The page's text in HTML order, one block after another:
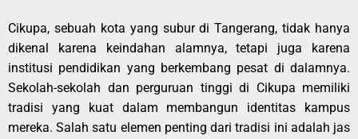
Cikupa, sebuah kota yang subur di Tangerang, tidak hanya
dikenal karena keindahan alamnya, tetapi juga karena
institusi pendidikan yang berkembang pesat di dalamnya.
Sekolah-sekolah dan perguruan tinggi di Cikupa memiliki
tradisi yang kuat dalam membangun identitas kampus
mereka. Salah satu elemen penting dari tradisi ini adalah jas